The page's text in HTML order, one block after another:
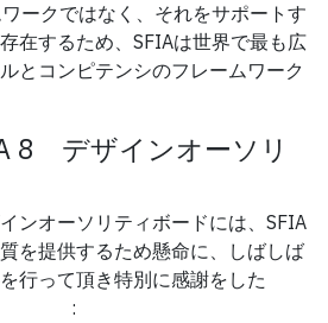
ークではなく、それをサポートす
在するため、SFIAは世界で最も広
とコンピテンシのフレームワーク
8 デザインオーソリ
ンオーソリティボードには、SFIA
を提供するため懸命に、しばしば
行って頂き特別に感謝をした
: